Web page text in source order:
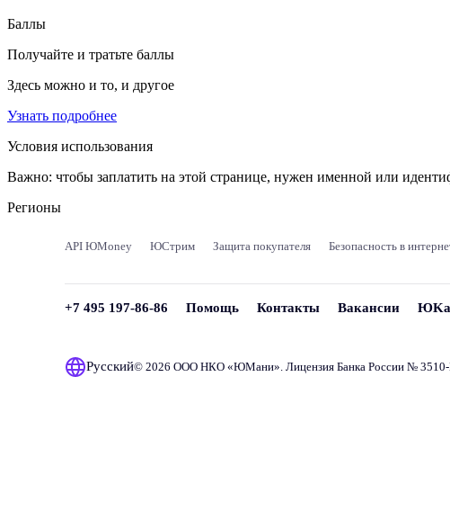
Баллы
Получайте и тратьте баллы
Здесь можно и то, и другое
Узнать подробнее
Условия использования
Важно: чтобы заплатить на этой странице, нужен именной или
Регионы
API ЮMoney ЮСтрим Защита покупателя Безопасность в
+7 495 197-86-86 Помощь Контакты Вакансии
Русский© 2026 ООО НКО «ЮМани». Лицензия Банка России №